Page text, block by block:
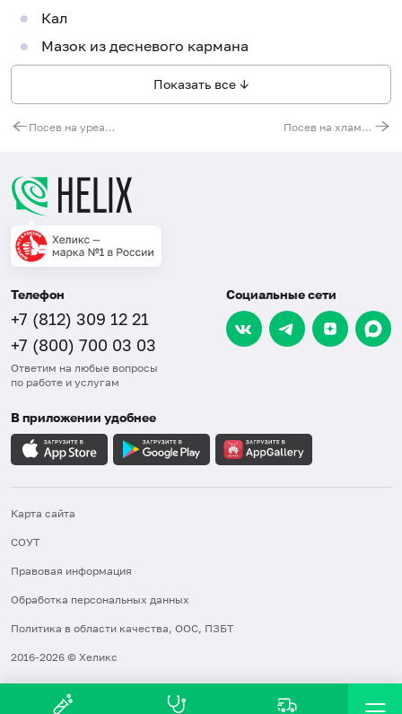
Кал
Мазок из десневого кармана
Показать все ↓
Посев на уреаплазмы (Ureaplasma spp.) с определением чувствительности к антибиотикам (при титре 1х10^4 и выше) Посев на хламидии (Chlamydia trachomatis)
Телефон
+7 (812) 309 12 21
+7 (800) 700 03 03
Ответим на любые вопросы
по работе и услугам
Социальные сети
В приложении удобнее
Карта сайта
СОУТ
Правовая информация
Обработка персональных данных
Политика в области качества, ООС, ПЗБТ
2016-2026 © Хеликс